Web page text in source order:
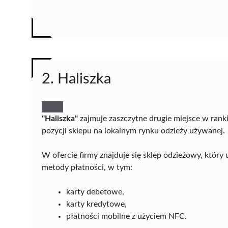
2. Haliszka
"Haliszka" zajmuje zaszczytne drugie miejsce w
pozycji sklepu na lokalnym rynku odzieży używanej.
W ofercie firmy znajduje się sklep odzieżowy, który
metody płatności, w tym:
karty debetowe,
karty kredytowe,
płatności mobilne z użyciem NFC.